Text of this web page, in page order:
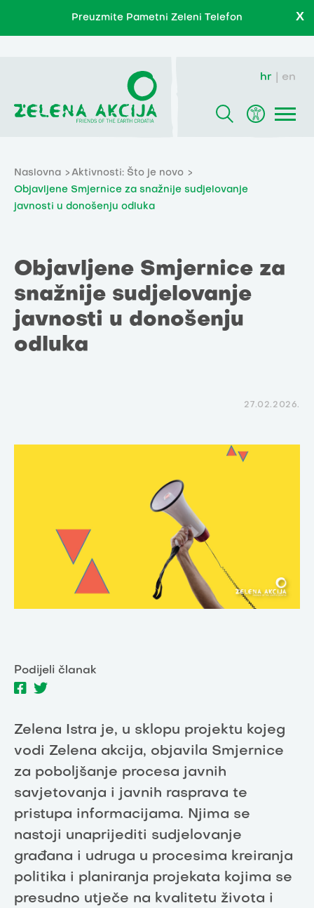
Preuzmite Pametni Zeleni Telefon X
hr en
Naslovna
Aktivnosti: Što je novo
Objavljene Smjernice za snažnije sudjelovanje
javnosti u donošenju odluka
Objavljene Smjernice za
snažnije sudjelovanje
javnosti u donošenju
odluka
27.02.2026.
Podijeli članak
Zelena Istra je, u sklopu projektu kojeg
vodi Zelena akcija, objavila Smjernice
za poboljšanje procesa javnih
savjetovanja i javnih rasprava te
pristupa informacijama. Njima se
nastoji unaprijediti sudjelovanje
građana i udruga u procesima kreiranja
politika i planiranja projekata kojima se
presudno utječe na kvalitetu života i